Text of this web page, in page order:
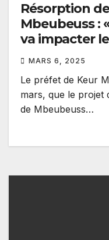
Résorption
Mbeubeuss :
va impacter
Keur Massar »
MARS 6, 2025
Le préfet de Keur
mars, que le projet
de Mbeubeuss…